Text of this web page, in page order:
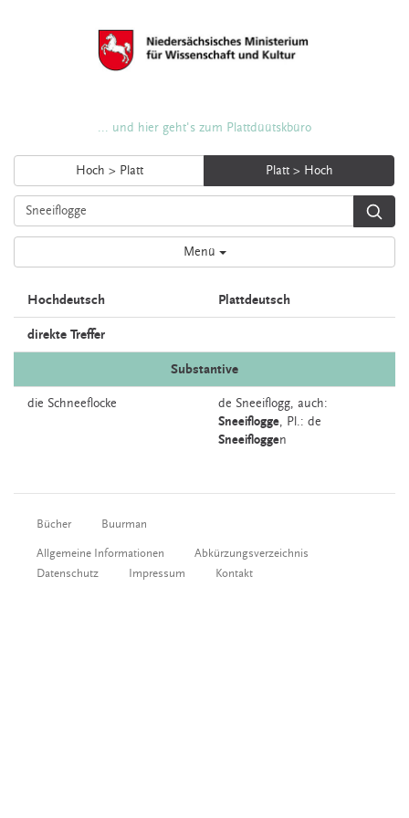
... und hier geht's zum Plattdüütskbüro
Hoch > Platt Platt > Hoch
Menü
Hochdeutsch Plattdeutsch
direkte Treffer
Substantive
die Schneeflocke de Sneeiflogg, auch:
Sneeiflogge, Pl.: de
Sneeifloggen
Bücher Buurman
Allgemeine Informationen
Abkürzungsverzeichnis
Datenschutz
Impressum Kontakt